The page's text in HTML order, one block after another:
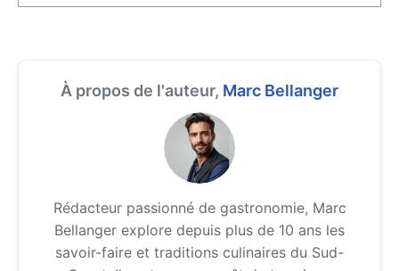
À propos de l'auteur, Marc Bellanger
Rédacteur passionné de gastronomie, Marc
Bellanger explore depuis plus de 10 ans les
savoir-faire et traditions culinaires du Sud-